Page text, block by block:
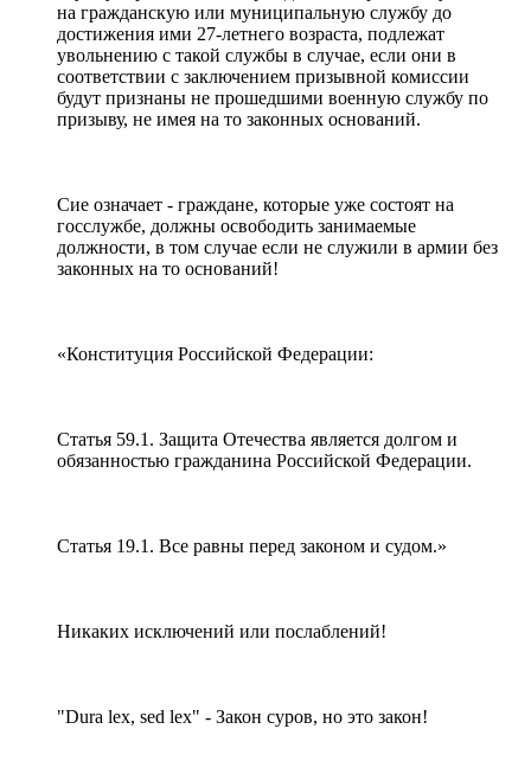
на гражданскую или муниципальную службу до
достижения ими 27-летнего возраста, подлежат
увольнению с такой службы в случае, если они в
соответствии с заключением призывной комиссии
будут признаны не прошедшими военную службу по
призыву, не имея на то законных оснований.
Сие означает - граждане, которые уже состоят на
госслужбе, должны освободить занимаемые
должности, в том случае если не служили в армии без
законных на то оснований!
«Конституция Российской Федерации:
Статья 59.1. Защита Отечества является долгом и
обязанностью гражданина Российской Федерации.
Статья 19.1. Все равны перед законом и судом.»
Никаких исключений или послаблений!
"Dura lex, sed lex" - Закон суров, но это закон!